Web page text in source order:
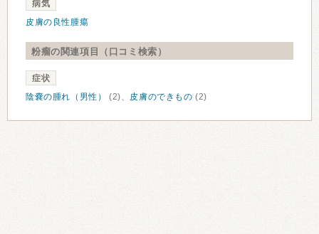
病気
皮膚の良性腫瘍
粉瘤の関連項目（口コミ検索）
症状
陰嚢の腫れ（男性）
(2)、 皮膚のできもの (2)